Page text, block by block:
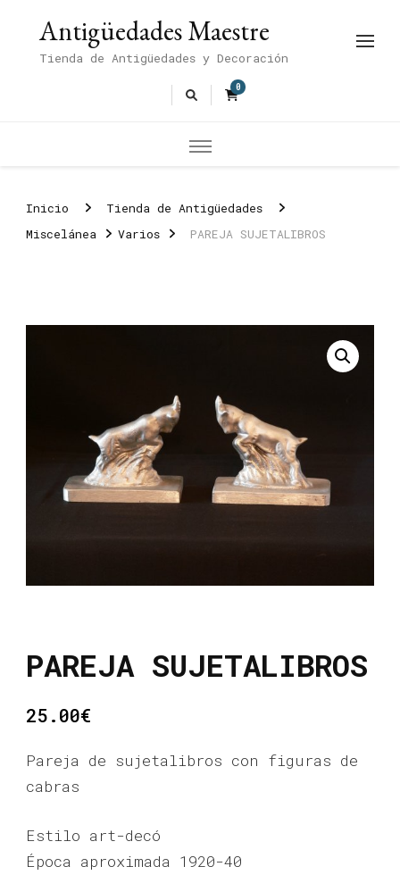
Antigüedades Maestre
Tienda de Antigüedades y Decoración
0
Inicio
Tienda de Antigüedades
Miscelánea
Varios PAREJA SUJETALIBROS
PAREJA SUJETALIBROS
25.00€
Pareja de sujetalibros con figuras de
cabras
Estilo art-decó
Época aproximada 1920-40